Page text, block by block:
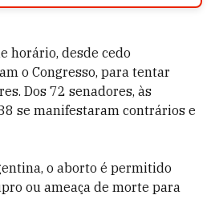
horário, desde cedo
o Congresso, para tentar
Dos 72 senadores, às
se manifestaram contrários e
o aborto é permitido
ou ameaça de morte para